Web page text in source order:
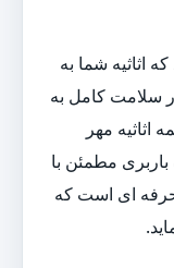
اثاثیه شما به
سلامت کامل به
اثاثیه مهر
باربری مطمئن با
حرفه ای است که